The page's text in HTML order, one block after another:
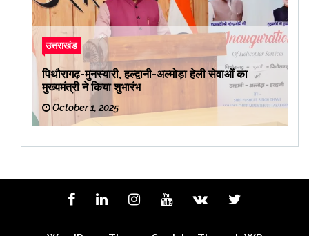
उत्तराखंड
पिथौरागढ़-मुनस्यारी, हल्द्वानी-अल्मोड़ा हेली सेवाओं का
मुख्यमंत्री ने किया शुभारंभ
October 1, 2025